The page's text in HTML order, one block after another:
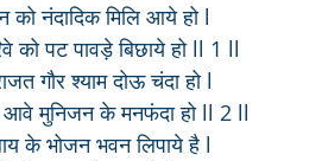
को नंदादिक मिलि आये हो l
को पट पावड़े बिछाये हो ll 1 ll
गौर श्याम दोऊ चंदा हो l
मुनिजन के मनफंदा हो ll 2 ll
के भोजन भवन लिपाये है l